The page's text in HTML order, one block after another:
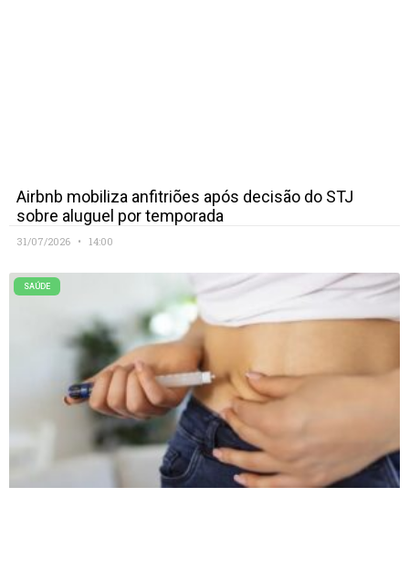
Airbnb mobiliza anfitriões após decisão do STJ
sobre aluguel por temporada
31/07/2026 14:00
SAÚDE